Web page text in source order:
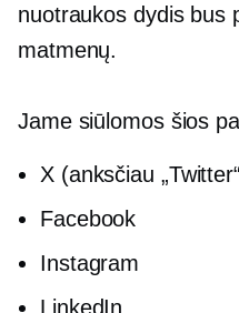
nuotraukos dydis bus
matmenų.
Jame siūlomos šios
X (anksčiau
Facebook
Instagram
LinkedIn